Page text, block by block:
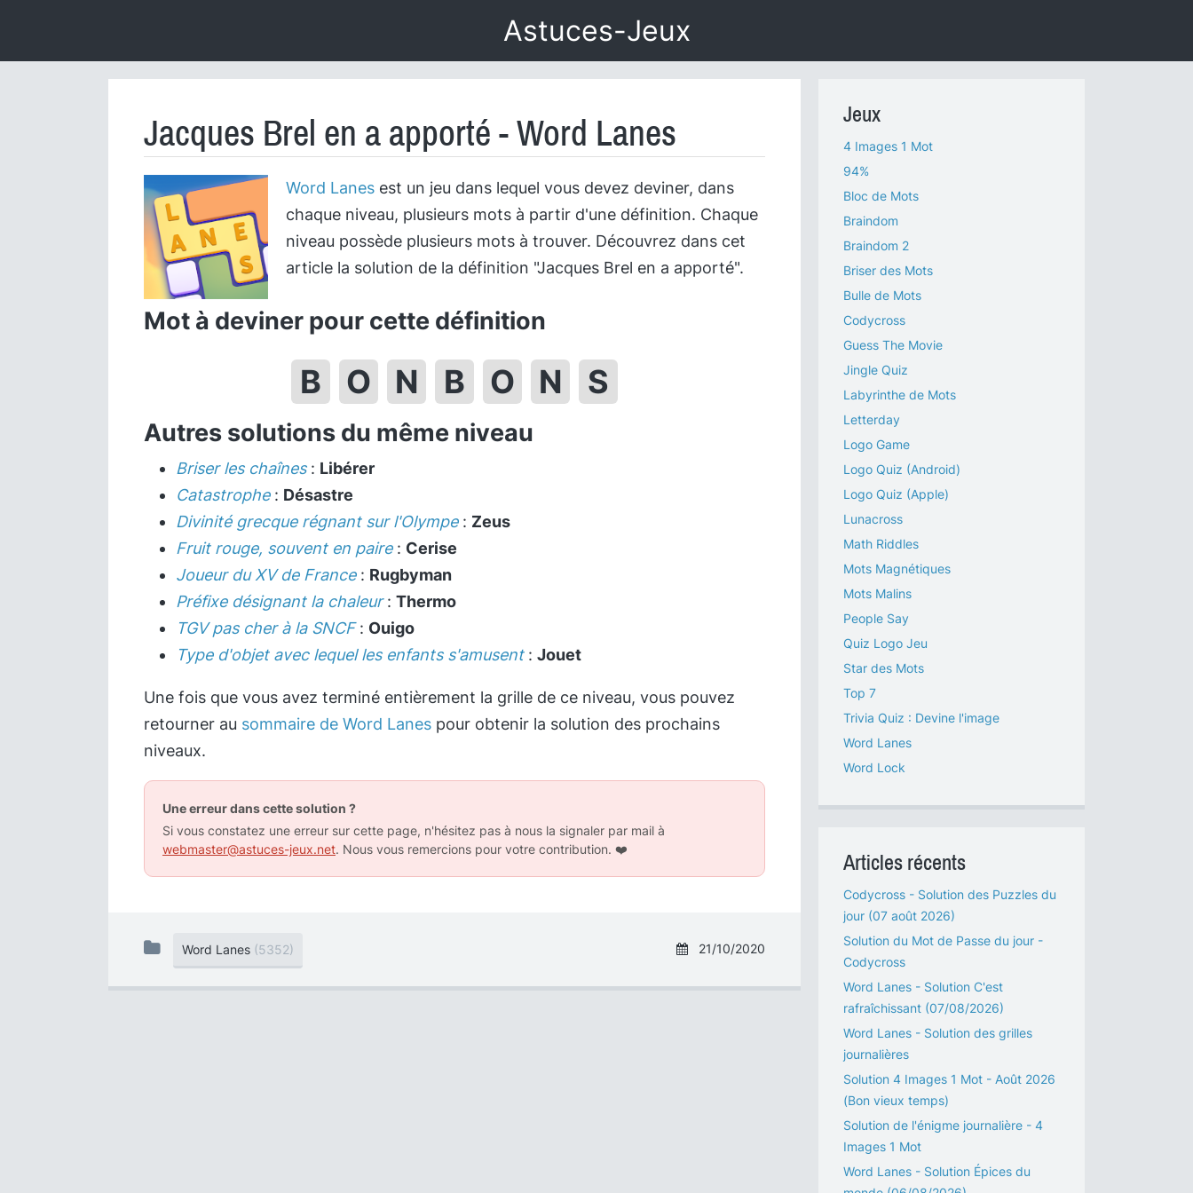
Astuces-Jeux
Jacques Brel en a apporté - Word Lanes
Word Lanes est un jeu dans lequel vous devez deviner, dans
chaque niveau, plusieurs mots à partir d'une définition. Chaque
niveau possède plusieurs mots à trouver. Découvrez dans cet
article la solution de la définition "Jacques Brel en a apporté".
Mot à deviner pour cette définition
B O N B O N S
Autres solutions du même niveau
Briser les chaînes: Libérer
Catastrophe: Désastre
Divinité grecque régnant sur l'Olympe: Zeus
Fruit rouge, souvent en paire: Cerise
Joueur du XV de France: Rugbyman
Préfixe désignant la chaleur: Thermo
TGV pas cher à la SNCF: Ouigo
Type d'objet avec lequel les enfants s'amusent: Jouet
Une fois que vous avez terminé entièrement la grille de ce niveau, vous pouvez
retourner au sommaire de Word Lanes pour obtenir la solution des prochains
niveaux.
Une erreur dans cette solution ?
Si vous constatez une erreur sur cette page, n'hésitez pas à nous la signaler par mail à
webmaster@astuces-jeux.net. Nous vous remercions pour votre contribution. ❤️
21/10/2020
Word Lanes (5352)
Jeux
4 Images 1 Mot
94%
Bloc de Mots
Braindom
Braindom 2
Briser des Mots
Bulle de Mots
Codycross
Guess The Movie
Jingle Quiz
Labyrinthe de Mots
Letterday
Logo Game
Logo Quiz (Android)
Logo Quiz (Apple)
Lunacross
Math Riddles
Mots Magnétiques
Mots Malins
People Say
Quiz Logo Jeu
Star des Mots
Top 7
Trivia Quiz : Devine l'image
Word Lanes
Word Lock
Articles récents
Codycross - Solution des Puzzles du
jour (07 août 2026)
Solution du Mot de Passe du jour -
Codycross
Word Lanes - Solution C'est
rafraîchissant (07/08/2026)
Word Lanes - Solution des grilles
journalières
Solution 4 Images 1 Mot - Août 2026
(Bon vieux temps)
Solution de l'énigme journalière - 4
Images 1 Mot
Word Lanes - Solution Épices du